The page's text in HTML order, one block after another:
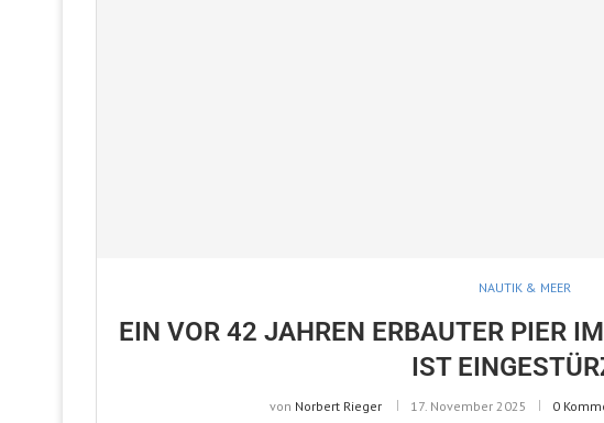
NAUTIK & MEER
EIN VOR 42 JAHREN ERBAUTER PIER
IST
von Norbert Rieger 17. November 2025 0